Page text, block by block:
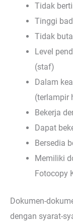
Tidak
Tinggi
Tidak
Level
(staf)
Dalam
(terlampir
Bekerja
Dapat
Bersedia
Memiliki
Fotocopy
Dokumen-
dengan syarat-